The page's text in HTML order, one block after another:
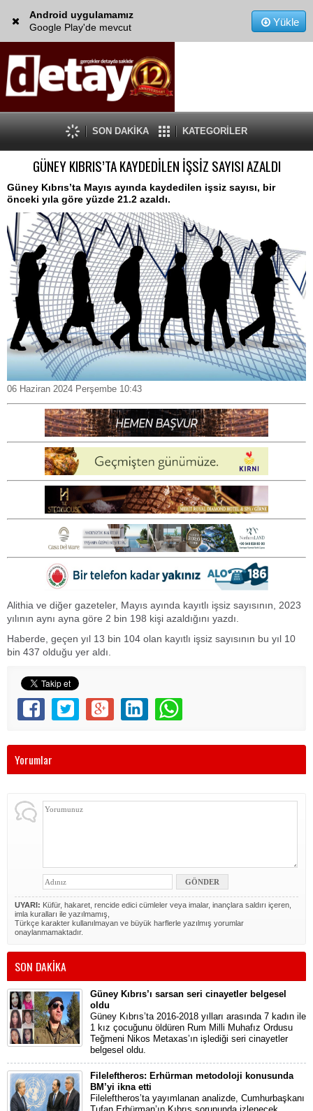
Android uygulamamız
Google Play'de mevcut
Yükle
SON DAKİKA KATEGORİLER
GÜNEY KIBRIS’TA KAYDEDİLEN İŞSİZ SAYISI AZALDI
Güney Kıbrıs’ta Mayıs ayında kaydedilen işsiz sayısı, bir
önceki yıla göre yüzde 21.2 azaldı.
06 Haziran 2024 Perşembe 10:43
Alithia ve diğer gazeteler, Mayıs ayında kayıtlı işsiz sayısının, 2023
yılının aynı ayna göre 2 bin 198 kişi azaldığını yazdı.
Haberde, geçen yıl 13 bin 104 olan kayıtlı işsiz sayısının bu yıl 10
bin 437 olduğu yer aldı.
Yorumlar
UYARI: Küfür, hakaret, rencide edici cümleler veya imalar, inançlara saldırı içeren,
imla kuralları ile yazılmamış,
Türkçe karakter kullanılmayan ve büyük harflerle yazılmış yorumlar
onaylanmamaktadır.
SON DAKİKA
Güney Kıbrıs’ı sarsan seri cinayetler belgesel
oldu
Güney Kıbrıs’ta 2016-2018 yılları arasında 7 kadın ile
1 kız çocuğunu öldüren Rum Milli Muhafız Ordusu
Teğmeni Nikos Metaxas’ın işlediği seri cinayetler
belgesel oldu.
Fileleftheros: Erhürman metodoloji konusunda
BM’yi ikna etti
Fileleftheros’ta yayımlanan analizde, Cumhurbaşkanı